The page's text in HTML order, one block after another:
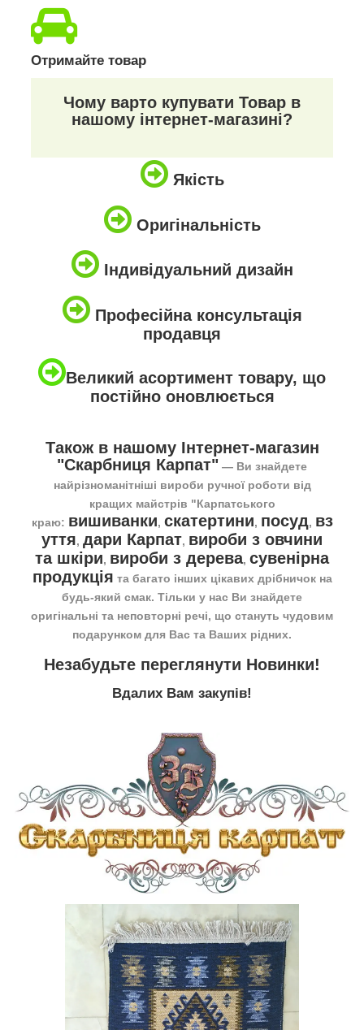
Отримайте товар
Чому варто купувати Товар в
нашому інтернет-магазині?
Якість
Оригінальність
Індивідуальний дизайн
Професійна консультація
продавця
Великий асортимент товару, що
постійно оновлюється
Також в нашому Інтернет-магазин
"Скарбниця Карпат" ― Ви знайдете
найрізноманітніші вироби ручної роботи від
кращих майстрів "Карпатського
краю: вишиванки, скатертини, посуд, вз
уття, дари Карпат, вироби з овчини
та шкіри, вироби з дерева, сувенірна
продукція та багато інших цікавих дрібничок на
будь-який смак. Тільки у нас Ви знайдете
оригінальні та неповторні речі, що стануть чудовим
подарунком для Вас та Ваших рідних.
Незабудьте переглянути Новинки!
Вдалих Вам закупів!